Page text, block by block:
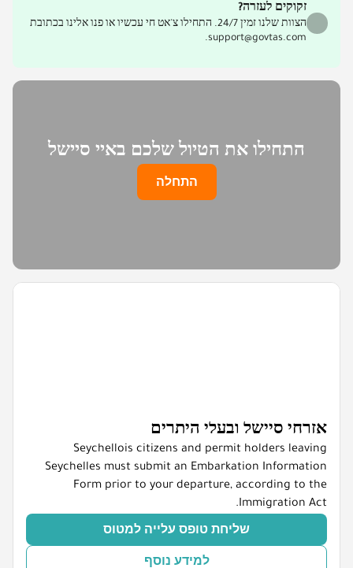
זקוקים לעזרה?
הצוות שלנו זמין 24/7. התחילו צ'אט חי עכשיו או פנו אלינו בכתובת
support@govtas.com.
התחילו את הטיול שלכם באיי סיישל
התחלה
אזרחי סיישל ובעלי היתרים
Seychellois citizens and permit holders leaving
Seychelles must submit an Embarkation Information
Form prior to your departure, according to the
Immigration Act.
שליחת טופס עלייה למטוס
למידע נוסף